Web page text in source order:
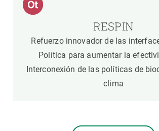
RESPIN
Refuerzo innovador de las
Política para aumentar la
Interconexión de las políticas de
clima